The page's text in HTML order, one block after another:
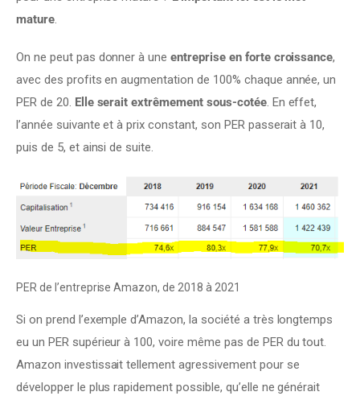
mature.
On ne peut pas donner à une entreprise en forte croissance,
avec des profits en augmentation de 100% chaque année, un
PER de 20. Elle serait extrêmement sous-cotée. En effet,
l’année suivante et à prix constant, son PER passerait à 10,
puis de 5, et ainsi de suite.
PER de l’entreprise Amazon, de 2018 à 2021
Si on prend l’exemple d’Amazon, la société a très longtemps
eu un PER supérieur à 100, voire même pas de PER du tout.
Amazon investissait tellement agressivement pour se
développer le plus rapidement possible, qu’elle ne générait